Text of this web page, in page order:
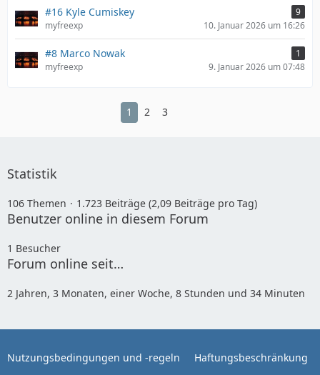
#16 Kyle Cumiskey
9
myfreexp
10. Januar 2026 um 16:26
#8 Marco Nowak
1
myfreexp
9. Januar 2026 um 07:48
1 2 3
Statistik
106 Themen 1.723 Beiträge (2,09 Beiträge pro Tag)
Benutzer online in diesem Forum
1 Besucher
Forum online seit…
2 Jahren, 3 Monaten, einer Woche, 8 Stunden und 34 Minuten
Nutzungsbedingungen und -regeln Haftungsbeschränkung